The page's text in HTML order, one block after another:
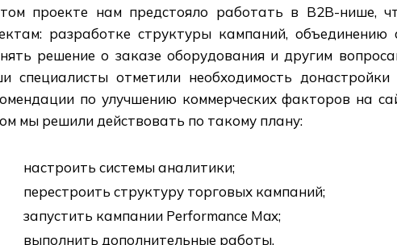
проекте нам предстояло работать в В2В-нише,
разработке структуры кампаний,
решение о заказе оборудования и другим
специалисты отметили необходимость
по улучшению коммерческих факторов на
мы решили действовать по такому плану:
настроить системы аналитики;
перестроить структуру торговых кампаний;
запустить кампании Performance Max;
выполнить дополнительные работы.